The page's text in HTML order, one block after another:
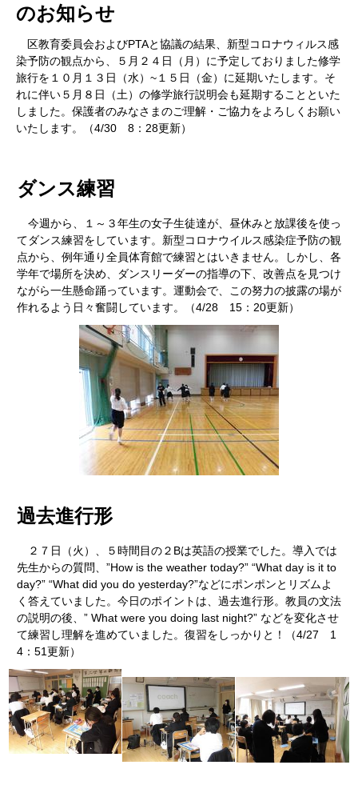
のお知らせ
区教育委員会およびPTAと協議の結果、新型コロナウィルス感
染予防の観点から、５月２４日（月）に予定しておりました修学
旅行を１０月１３日（水）~１５日（金）に延期いたします。そ
れに伴い５月８日（土）の修学旅行説明会も延期することといた
しました。保護者のみなさまのご理解・ご協力をよろしくお願い
いたします。（4/30 8：28更新）
ダンス練習
今週から、１～３年生の女子生徒達が、昼休みと放課後を使っ
てダンス練習をしています。新型コロナウイルス感染症予防の観
点から、例年通り全員体育館で練習とはいきません。しかし、各
学年で場所を決め、ダンスリーダーの指導の下、改善点を見つけ
ながら一生懸命踊っています。運動会で、この努力の披露の場が
作れるよう日々奮闘しています。（4/28 15：20更新）
過去進行形
２７日（火）、５時間目の２Bは英語の授業でした。導入では
先生からの質問、”How is the weather today?” “What day is it to
day?” “What did you do yesterday?”などにポンポンとリズムよ
く答えていました。今日のポイントは、過去進行形。教員の文法
の説明の後、” What were you doing last night?” などを変化させ
て練習し理解を進めていました。復習をしっかりと！（4/27 1
4：51更新）